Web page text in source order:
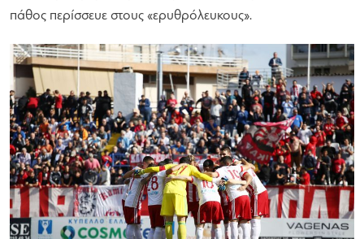
πάθος περίσσευε στους «ερυθρόλευκους».